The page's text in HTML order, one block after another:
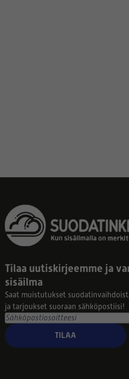
Tilaa uutiskirjeemme ja
sisäilma
Saat muistutukset
ja tarjoukset suoraan sähköpostiisi!
TILAA